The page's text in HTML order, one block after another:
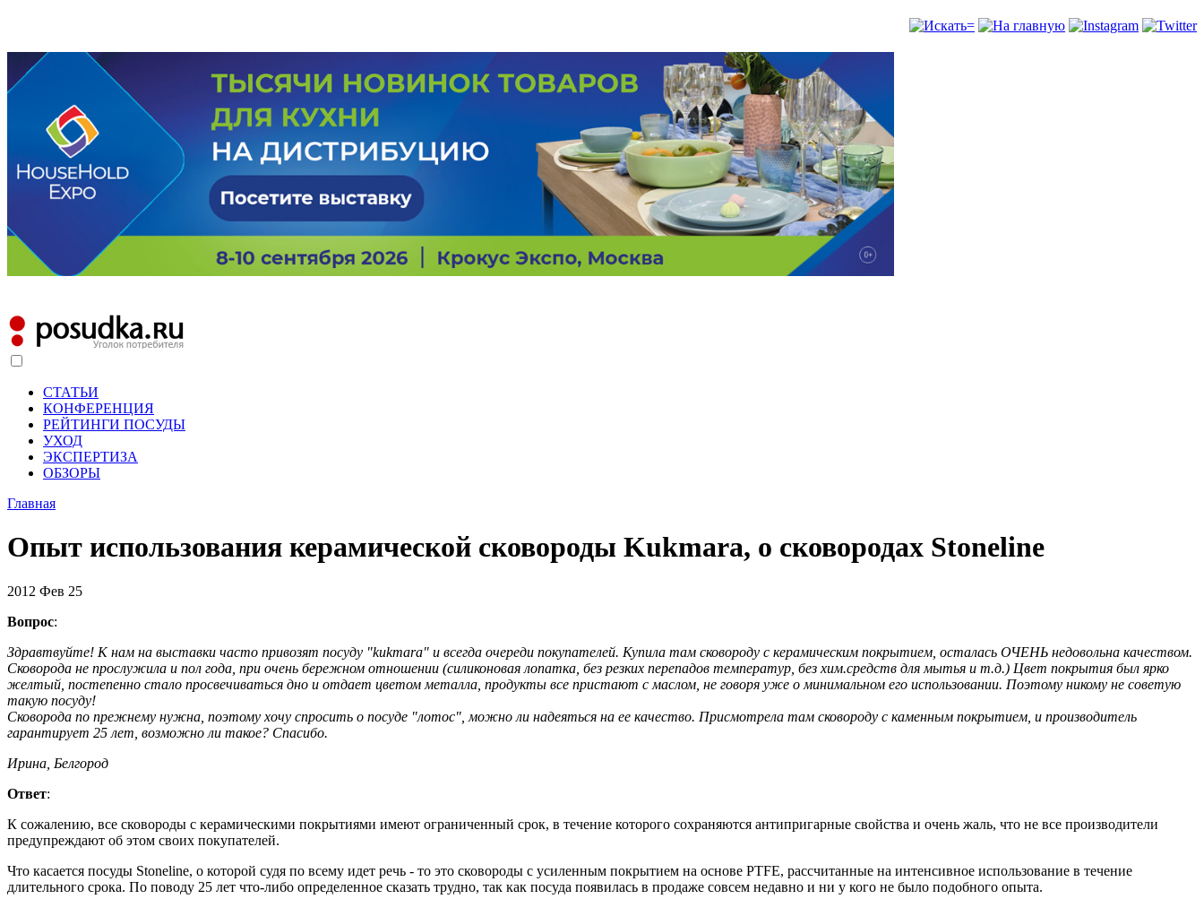
СТАТЬИ
КОНФЕРЕНЦИЯ
РЕЙТИНГИ ПОСУДЫ
УХОД
ЭКСПЕРТИЗА
ОБЗОРЫ
Главная
Опыт использования керамической сковороды Kukmara, о сковородах Stoneline
2012 Фев 25
Вопрос:
Здравтвуйте! К нам на выставки часто привозят посуду "kukmara" и всегда очереди покупателей. Купила там сковороду с керамическим покрытием, осталась ОЧЕНЬ недовольна качеством.
Сковорода не прослужила и пол года, при очень бережном отношении (силиконовая лопатка, без резких перепадов температур, без хим.средств для мытья и т.д.) Цвет покрытия был ярко
желтый, постепенно стало просвечиваться дно и отдает цветом металла, продукты все пристают с маслом, не говоря уже о минимальном его использовании. Поэтому никому не советую
такую посуду!
Сковорода по прежнему нужна, поэтому хочу спросить о посуде "лотос", можно ли надеяться на ее качество. Присмотрела там сковороду с каменным покрытием, и производитель
гарантирует 25 лет, возможно ли такое? Спасибо.
Ирина, Белгород
Ответ:
К сожалению, все сковороды с керамическими покрытиями имеют ограниченный срок, в течение которого сохраняются антипригарные свойства и очень жаль, что не все производители
предупреждают об этом своих покупателей.
Что касается посуды Stoneline, о которой судя по всему идет речь - то это сковороды с усиленным покрытием на основе PTFE, рассчитанные на интенсивное использование в течение
длительного срока. По поводу 25 лет что-либо определенное сказать трудно, так как посуда появилась в продаже совсем недавно и ни у кого не было подобного опыта.